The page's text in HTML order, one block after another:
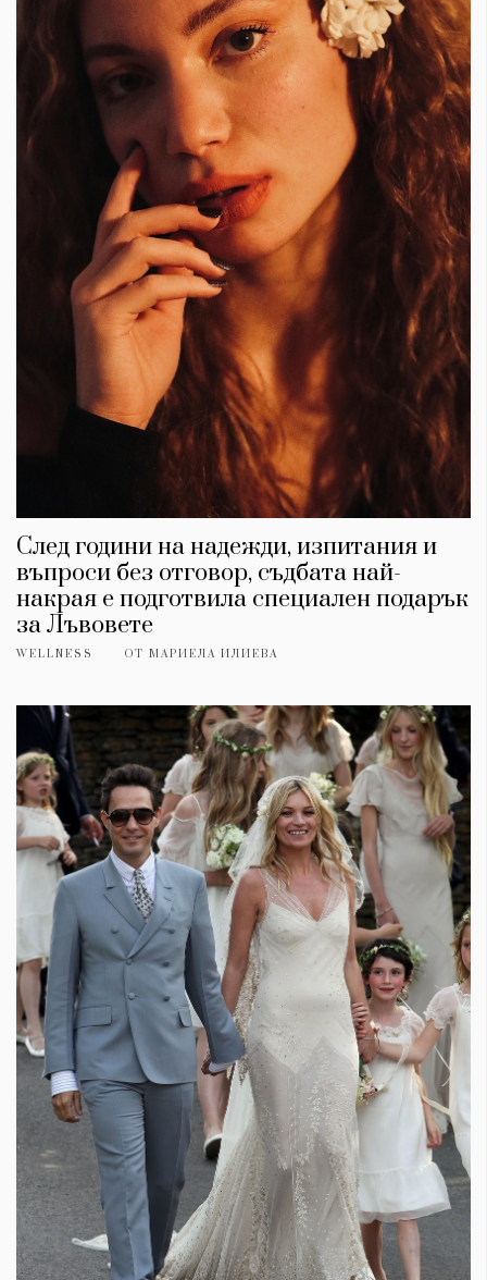
След години на надежди, изпитания и
въпроси без отговор, съдбата най-
накрая е подготвила специален подарък
за Лъвовете
WELLNESS ОТ МАРИЕЛА ИЛИЕВА
КАТЕГОРИИ
Wine&Dine
Подкасти
Мода
Dialogue
Изкуство
ЗА НАС
Условия за
ползване
За нас
Реклама
Политика за